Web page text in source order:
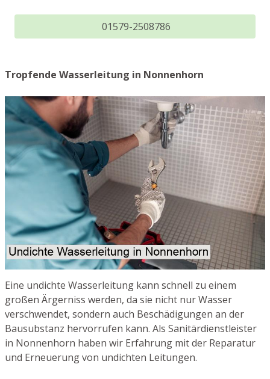
01579-2508786
Tropfende Wasserleitung in Nonnenhorn
Eine undichte Wasserleitung kann schnell zu einem
großen Ärgerniss werden, da sie nicht nur Wasser
verschwendet, sondern auch Beschädigungen an der
Bausubstanz hervorrufen kann. Als Sanitärdienstleister
in Nonnenhorn haben wir Erfahrung mit der Reparatur
und Erneuerung von undichten Leitungen.